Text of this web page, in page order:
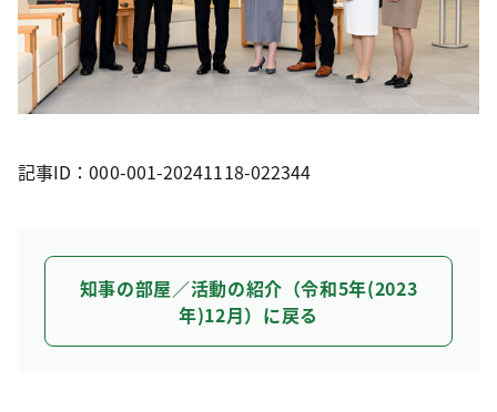
記事ID：000-001-20241118-022344
知事の部屋／活動の紹介（令和5年(2023
年)12月）に戻る